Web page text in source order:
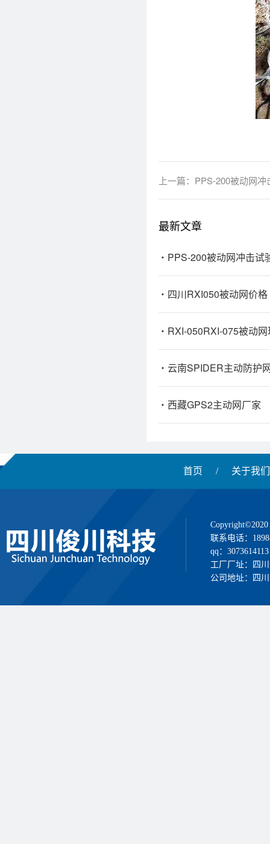
上一篇： PPS-200被动网冲
最新文章
PPS-200被动网冲击试
四川RXI050被动网价格
RXI-050RXI-075被动
云南SPIDER主动防护
西藏GPS2主动网厂家
首页 / 关于我们
联系电话：
qq：3073614113
工厂厂址：四
公司地址：四